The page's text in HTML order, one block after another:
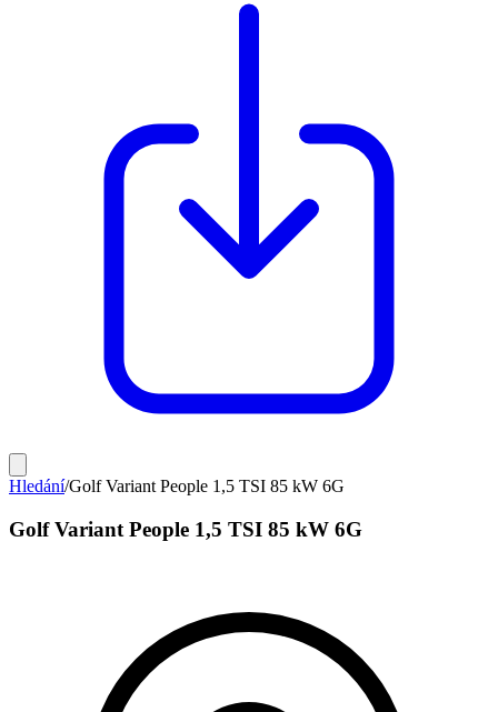
Hledání/Golf Variant People 1,5 TSI 85 kW 6G
Golf Variant People 1,5 TSI 85 kW 6G